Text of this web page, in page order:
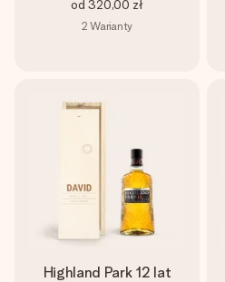
od 320,00 zł
2 Warianty
Highland Park 12 lat